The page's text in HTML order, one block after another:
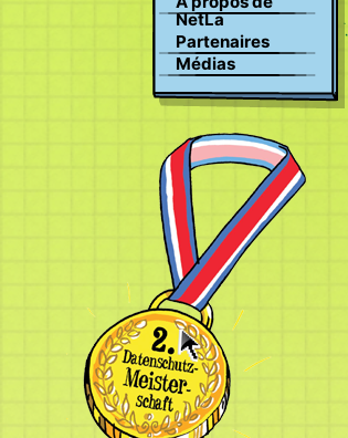
ClavardageNetLa
Partenaires
Médias